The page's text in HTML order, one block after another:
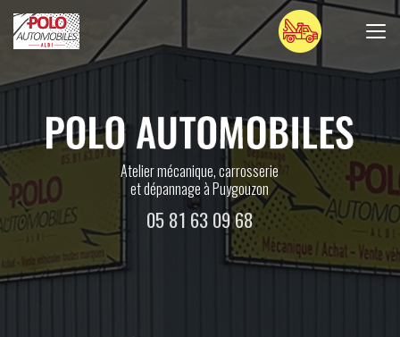
au
contenu
Atelier mécanique, carrosserie
et dépannage à Puygouzon
05 81 63 09 68